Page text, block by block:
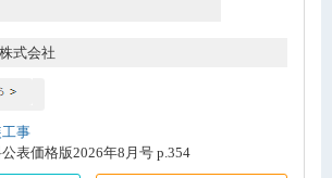
式会社
事
表価格版2026年8月号 p.354